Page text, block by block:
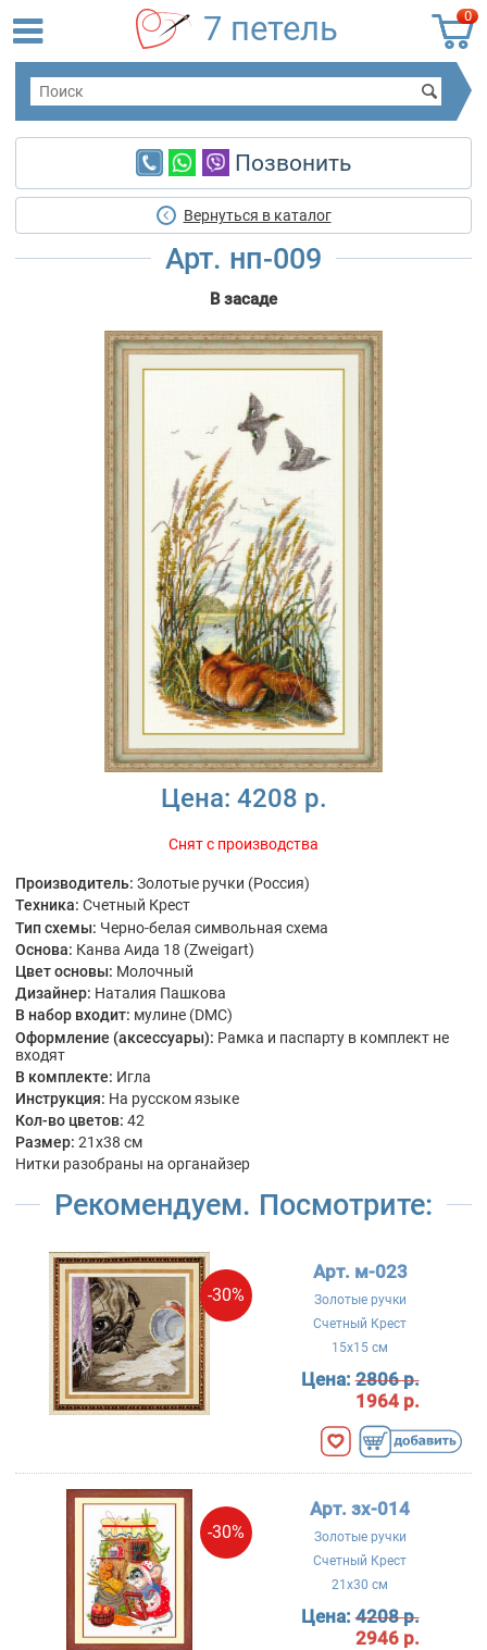
0
7 петель
Позвонить
Вернуться в каталог
Арт. нп-009
В засаде
Цена: 4208 р.
Снят с производства
Производитель: Золотые ручки (Россия)
Техника: Счетный Крест
Тип схемы: Черно-белая символьная схема
Основа: Канва Аида 18 (Zweigart)
Цвет основы: Молочный
Дизайнер: Наталия Пашкова
В набор входит: мулине (DMC)
Оформление (аксессуары): Рамка и паспарту в комплект не
входят
В комплекте: Игла
Инструкция: На русском языке
Кол-во цветов: 42
Размер: 21x38 см
Нитки разобраны на органайзер
Рекомендуем. Посмотрите:
-30%
Арт. м-023
Золотые ручки
Счетный Крест
15x15 см
Цена:2806 р.
1964 р.
-30%
Арт. зх-014
Золотые ручки
Счетный Крест
21x30 см
Цена:4208 р.
2946 р.